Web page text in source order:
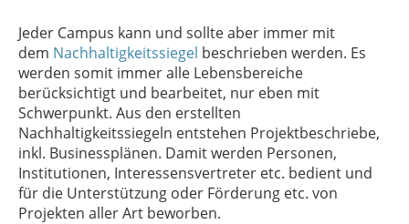
Jeder Campus kann und sollte aber immer mit
dem Nachhaltigkeitssiegel beschrieben werden. Es
werden somit immer alle Lebensbereiche
berücksichtigt und bearbeitet, nur eben mit
Schwerpunkt. Aus den erstellten
Nachhaltigkeitssiegeln entstehen Projektbeschriebe,
inkl. Businessplänen. Damit werden Personen,
Institutionen, Interessensvertreter etc. bedient und
für die Unterstützung oder Förderung etc. von
Projekten aller Art beworben.